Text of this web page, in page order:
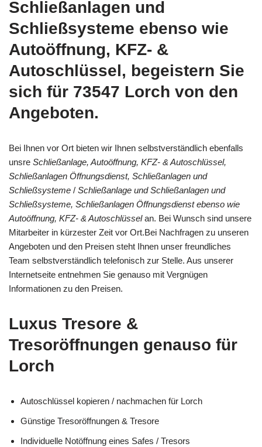
Schließanlagen und
Schließsysteme ebenso wie
Autoöffnung, KFZ- &
Autoschlüssel, begeistern Sie
sich für 73547 Lorch von den
Angeboten.
Bei Ihnen vor Ort bieten wir Ihnen selbstverständlich ebenfalls
unsre Schließanlage, Autoöffnung, KFZ- & Autoschlüssel,
Schließanlagen Öffnungsdienst, Schließanlagen und
Schließsysteme / Schließanlage und Schließanlagen und
Schließsysteme, Schließanlagen Öffnungsdienst ebenso wie
Autoöffnung, KFZ- & Autoschlüsselan. Bei Wunsch sind unsere
Mitarbeiter in kürzester Zeit vor Ort.Bei Nachfragen zu unseren
Angeboten und den Preisen steht Ihnen unser freundliches
Team selbstverständlich telefonisch zur Stelle. Aus unserer
Internetseite entnehmen Sie genauso mit Vergnügen
Informationen zu den Preisen.
Luxus Tresore &
Tresoröffnungen genauso für
Lorch
Autoschlüssel kopieren / nachmachen für Lorch
Günstige Tresoröffnungen & Tresore
Individuelle Notöffnung eines Safes / Tresors